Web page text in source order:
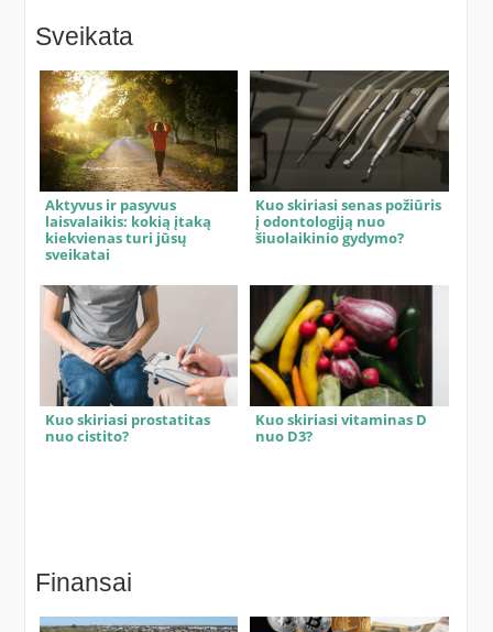
Sveikata
Aktyvus ir pasyvus
laisvalaikis: kokią įtaką
kiekvienas turi jūsų
sveikatai
Kuo skiriasi senas požiūris
į odontologiją nuo
šiuolaikinio gydymo?
Kuo skiriasi prostatitas
nuo cistito?
Kuo skiriasi vitaminas D
nuo D3?
Finansai